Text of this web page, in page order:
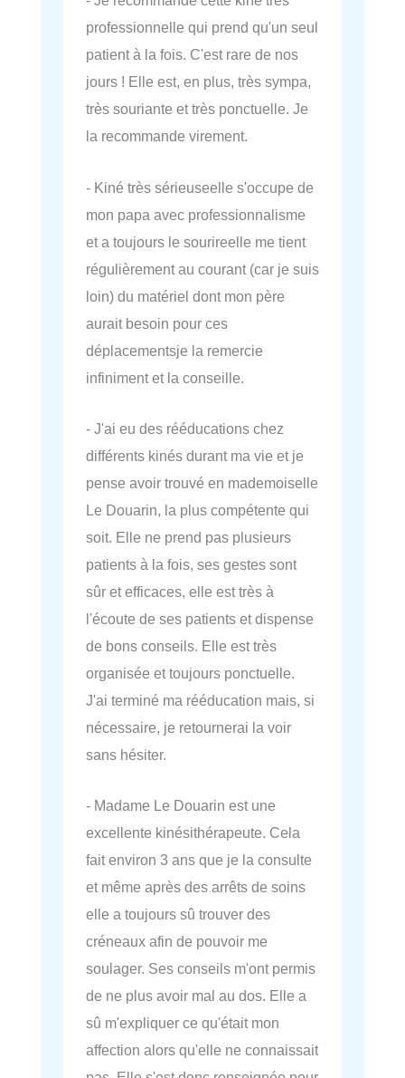
professionnelle qui prend qu'un seul
patient à la fois. C'est rare de nos
jours ! Elle est, en plus, très sympa,
très souriante et très ponctuelle. Je
la recommande virement.
- Kiné très sérieuseelle s'occupe de
mon papa avec professionnalisme
et a toujours le sourireelle me tient
régulièrement au courant (car je suis
loin) du matériel dont mon père
aurait besoin pour ces
déplacementsje la remercie
infiniment et la conseille.
- J'ai eu des rééducations chez
différents kinés durant ma vie et je
pense avoir trouvé en mademoiselle
Le Douarin, la plus compétente qui
soit. Elle ne prend pas plusieurs
patients à la fois, ses gestes sont
sûr et efficaces, elle est très à
l'écoute de ses patients et dispense
de bons conseils. Elle est très
organisée et toujours ponctuelle.
J'ai terminé ma rééducation mais, si
nécessaire, je retournerai la voir
sans hésiter.
- Madame Le Douarin est une
excellente kinésithérapeute. Cela
fait environ 3 ans que je la consulte
et même après des arrêts de soins
elle a toujours sû trouver des
créneaux afin de pouvoir me
soulager. Ses conseils m'ont permis
de ne plus avoir mal au dos. Elle a
sû m'expliquer ce qu'était mon
affection alors qu'elle ne connaissait